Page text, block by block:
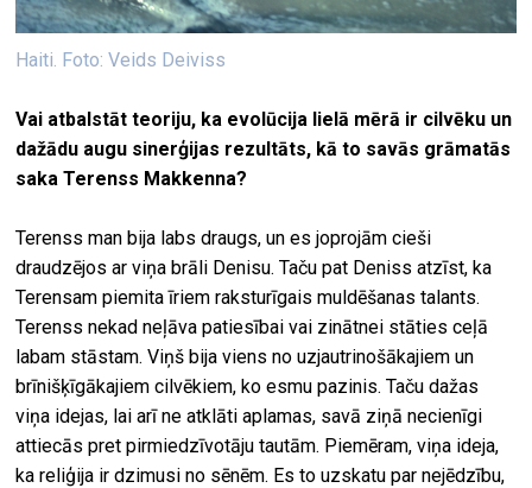
Haiti. Foto: Veids Deiviss
Vai atbalstāt teoriju, ka evolūcija lielā mērā ir cilvēku un
dažādu augu sinerģijas rezultāts, kā to savās grāmatās
saka Terenss Makkenna?
Terenss man bija labs draugs, un es joprojām cieši
draudzējos ar viņa brāli Denisu. Taču pat Deniss atzīst, ka
Terensam piemita īriem raksturīgais muldēšanas talants.
Terenss nekad neļāva patiesībai vai zinātnei stāties ceļā
labam stāstam. Viņš bija viens no uzjautrinošākajiem un
brīnišķīgākajiem cilvēkiem, ko esmu pazinis. Taču dažas
viņa idejas, lai arī ne atklāti aplamas, savā ziņā necienīgi
attiecās pret pirmiedzīvotāju tautām. Piemēram, viņa ideja,
ka reliģija ir dzimusi no sēnēm. Es to uzskatu par nejēdzību,